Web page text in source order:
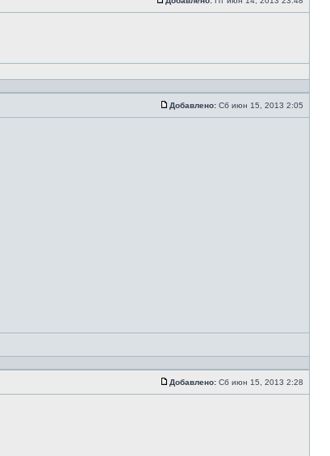
Добавлено: Сб июн 15, 2013 2:05
Добавлено: Сб июн 15, 2013 2:28